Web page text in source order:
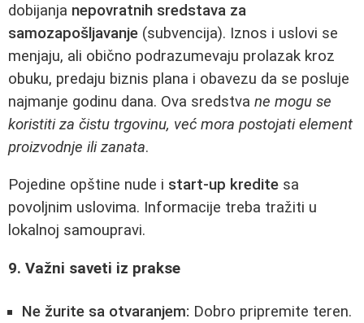
dobijanja nepovratnih sredstava za
samozapošljavanje (subvencija). Iznos i uslovi se
menjaju, ali obično podrazumevaju prolazak kroz
obuku, predaju biznis plana i obavezu da se posluje
najmanje godinu dana. Ova sredstva ne mogu se
koristiti za čistu trgovinu, već mora postojati element
proizvodnje ili zanata.
Pojedine opštine nude i start-up kredite sa
povoljnim uslovima. Informacije treba tražiti u
lokalnoj samoupravi.
9. Važni saveti iz prakse
Ne žurite sa otvaranjem: Dobro pripremite teren.